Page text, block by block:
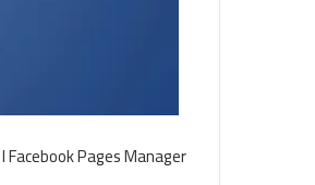
Facebook Pages Manager او تطبيق ادارة صفحاتك المختلفة على الفيس بوك ، يصل اخيرا و مجانا الى منصة الاندرويد .